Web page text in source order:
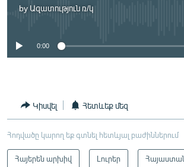
by Ազատություն ռ/կ
No media source currently
0:00
Կիսվել Հետևեք մեզ
Հոդվածը կարող եք գտնել հետևյալ բաժիններում
Հայերեն արխիվ Լուրեր